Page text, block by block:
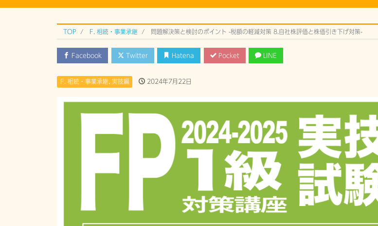
TOP F. 相続・事業承継 問題解決策と検討のポイント -税額の軽減対策 8.自社株評価と株価引き下げ対策-
Facebook Twitter Hatena Pocket LINE
F. 相続・事業承継, 実技編 2024年7月22日